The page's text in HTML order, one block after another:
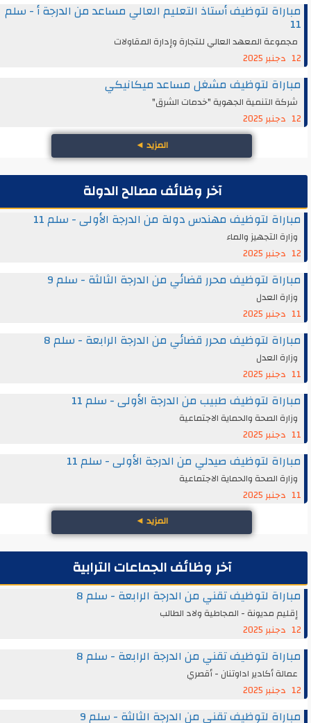
مباراة لتوظيف أستاذ التعليم العالي مساعد من الدرجة أ - سلم
11
مجموعة المعهد العالي للتجارة وإدارة المقاولات
12 دجنبر 2025
مباراة لتوظيف مشغل مساعد ميكانيكي
شركة التنمية الجهوية "خدمات الشرق"
12 دجنبر 2025
المزيد◄
آخر وظائف مصالح الدولة
مباراة لتوظيف مهندس دولة من الدرجة الأولى - سلم 11
وزارة التجهيز والماء
12 دجنبر 2025
مباراة لتوظيف محرر قضائي من الدرجة الثالثة - سلم 9
وزارة العدل
11 دجنبر 2025
مباراة لتوظيف محرر قضائي من الدرجة الرابعة - سلم 8
وزارة العدل
11 دجنبر 2025
مباراة لتوظيف طبيب من الدرجة الأولى - سلم 11
وزارة الصحة والحماية الاجتماعية
11 دجنبر 2025
مباراة لتوظيف صيدلي من الدرجة الأولى - سلم 11
وزارة الصحة والحماية الاجتماعية
11 دجنبر 2025
المزيد◄
آخر وظائف الجماعات الترابية
مباراة لتوظيف تقني من الدرجة الرابعة - سلم 8
إقليم مديونة - المجاطية ولاد الطالب
12 دجنبر 2025
مباراة لتوظيف تقني من الدرجة الرابعة - سلم 8
عمالة أكادير اداوتنان - أقصري
12 دجنبر 2025
مباراة لتوظيف تقني من الدرجة الثالثة - سلم 9